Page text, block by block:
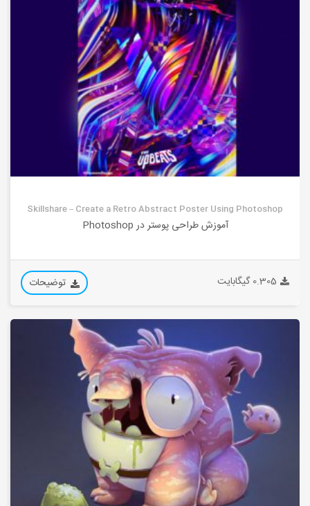
Skillshare – Create a Retro Abstract Poster Using Photoshop
آموزش طراحی پوستر در Photoshop
0.305 گیگابایت توضیحات